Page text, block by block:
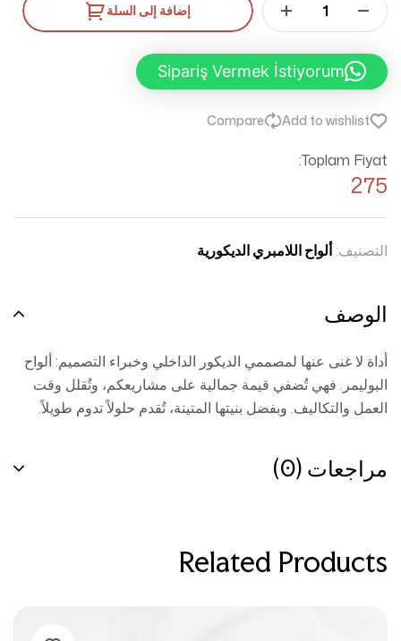
إضافة إلى السلة
Sipariş Vermek İstiyorum
Add to wishlist
Compare
Toplam Fiyat:
275
التصنيف:ألواح اللامبري الديكورية
الوصف
أداة لا غنى عنها لمصممي الديكور الداخلي وخبراء التصميم: ألواح
البوليمر. فهي تُضفي قيمة جمالية على مشاريعكم، وتُقلل وقت
العمل والتكاليف. وبفضل بنيتها المتينة، تُقدم حلولاً تدوم طويلاً.
مراجعات (0)
Related Products